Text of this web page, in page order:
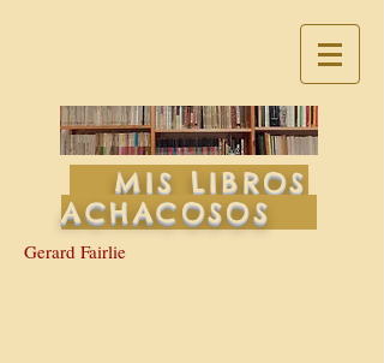
MIS LIBROS
ACHACOSOS
Gerard Fairlie